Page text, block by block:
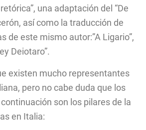
una adaptación del “De
así como la traducción de
de este mismo autor:”A Ligario”,
Deiotaro”.
existen mucho representantes
pero no cabe duda que los
son los pilares de la
en Italia: